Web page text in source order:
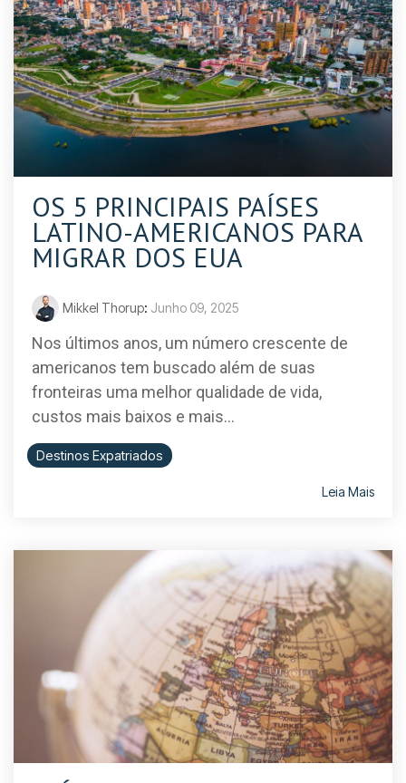
OS 5 PRINCIPAIS PAÍSES
LATINO-AMERICANOS PARA
MIGRAR DOS EUA
Mikkel Thorup: Junho 09, 2025
Nos últimos anos, um número crescente de
americanos tem buscado além de suas
fronteiras uma melhor qualidade de vida,
custos mais baixos e mais...
Destinos Expatriados
Leia Mais